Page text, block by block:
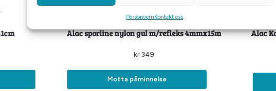
PersonvernKontakt oss
Alac sporline nylon gul m/refleks 4mmx15m
kr 349
Motta påminnelse
Alac